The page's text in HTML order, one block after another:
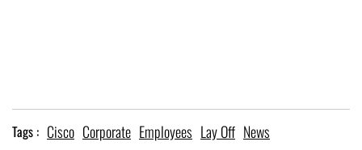
Tags : Cisco Corporate Employees Lay Off News